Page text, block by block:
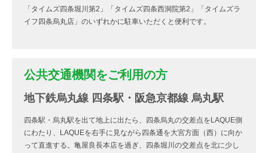
「タイムズ四条堀川第2」「タイムズ四条西洞院第2」「タイムズラ
イフ四条烏丸店」のいずれかに駐車いただくと便利です。
公共交通機関をご利用の方
地下鉄烏丸線 四条駅・阪急京都線 烏丸駅
四条駅・烏丸駅を出て地上に出たら、四条烏丸の交差点をLAQUE側
にわたり、LAQUEを右手に見ながら四条通を大宮方面（西）に向か
って直進する。亀屋良長本店を過ぎ、四条堀川の交差点を北に少し